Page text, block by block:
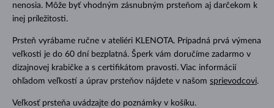
nenosia. Môže byť vhodným zásnubným prsteňom aj darčekom k
inej príležitosti.
Prsteň vyrábame ručne v ateliéri KLENOTA. Prípadná prvá výmena
veľkosti je do 60 dní bezplatná. Šperk vám doručíme zadarmo v
dizajnovej krabičke a s certifikátom pravosti. Viac informácií
ohľadom veľkostí a úprav prsteňov nájdete v našom sprievodcovi.
Veľkosť prsteňa uvádzajte do poznámky v košíku.